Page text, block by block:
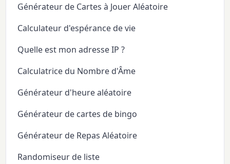
Générateur de Cartes à Jouer Aléatoire
Calculateur d'espérance de vie
Quelle est mon adresse IP ?
Calculatrice du Nombre d'Âme
Générateur d'heure aléatoire
Générateur de cartes de bingo
Générateur de Repas Aléatoire
Randomiseur de liste